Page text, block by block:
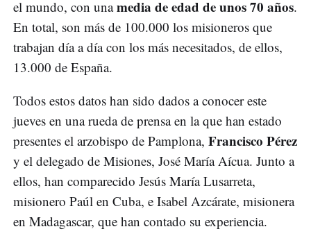
el mundo, con unamedia de edad de unos 70 años.
En total, son más de 100.000 los misioneros que
trabajan día a día con los más necesitados, de ellos,
13.000 de España.
Todos estos datos han sido dados a conocer este
jueves en una rueda de prensa en la que han estado
presentes el arzobispo de Pamplona, Francisco Pérez
y el delegado de Misiones, José María Aícua. Junto a
ellos, han comparecido Jesús María Lusarreta,
misionero Paúl en Cuba, e Isabel Azcárate, misionera
en Madagascar, que han contado su experiencia.